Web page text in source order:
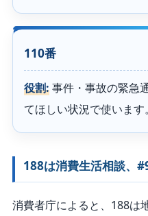
110番
役割:事件・事故の緊急
てほしい状況で使います。
188は消費生活相談、
消費者庁によると、188は